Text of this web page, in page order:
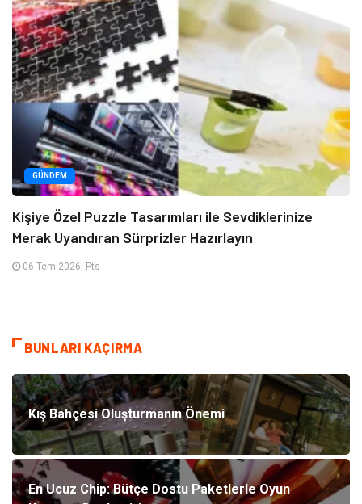
GÜNDEM
Kişiye Özel Puzzle Tasarımları ile Sevdiklerinize
Merak Uyandıran Sürprizler Hazırlayın
06 Tem 2026, Pts
BUNLARI KAÇIRMA
Kış Bahçesi Oluşturmanın Önemi
En Ucuz Chip: Bütçe Dostu Paketlerle Oyun